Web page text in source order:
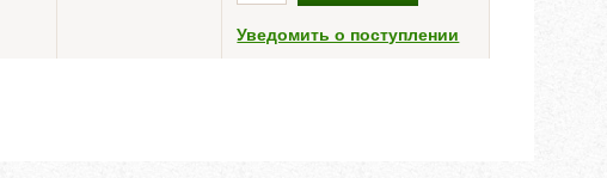
Уведомить о поступлении